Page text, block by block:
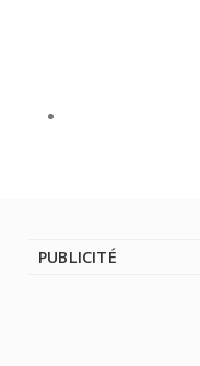
PUBLICITÉ